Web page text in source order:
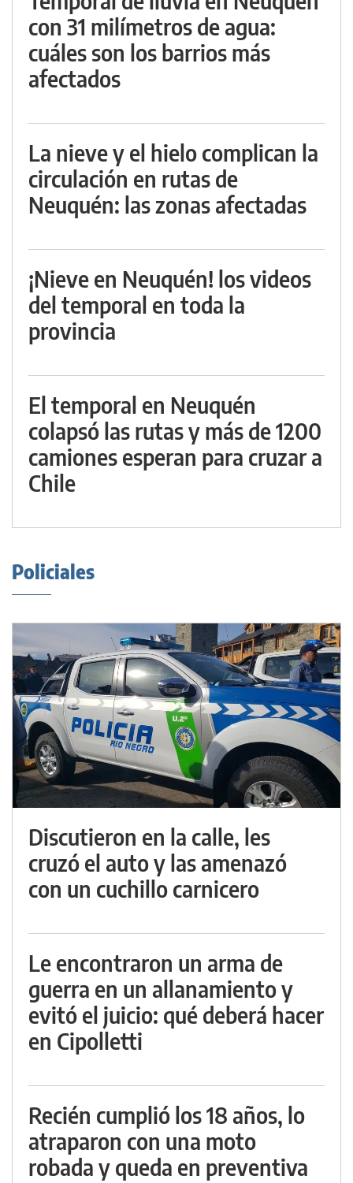
con 31 milímetros de agua:
cuáles son los barrios más
afectados
La nieve y el hielo complican la
circulación en rutas de
Neuquén: las zonas afectadas
¡Nieve en Neuquén! los videos
del temporal en toda la
provincia
El temporal en Neuquén
colapsó las rutas y más de 1200
camiones esperan para cruzar a
Chile
Policiales
Discutieron en la calle, les
cruzó el auto y las amenazó
con un cuchillo carnicero
Le encontraron un arma de
guerra en un allanamiento y
evitó el juicio: qué deberá hacer
en Cipolletti
Recién cumplió los 18 años, lo
atraparon con una moto
robada y queda en preventiva